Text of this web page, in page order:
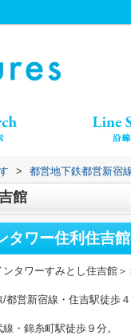
> 都営地下鉄都営新宿
館
タワー住利住吉館
ンタワーすみとし住吉館＞
都営新宿線・住吉駅徒歩４
線・錦糸町駅徒歩９分。